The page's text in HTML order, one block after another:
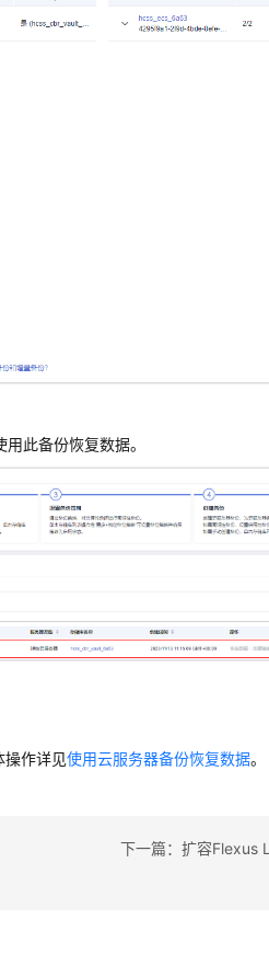
此备份恢复数据。
操作详见使用云服务器备份恢复数据。
下一篇：扩容Flexus